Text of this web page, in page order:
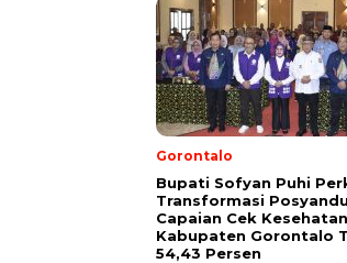
Gorontalo
Bupati Sofyan Puhi
Transformasi
Capaian Cek
Kabupaten Gorontalo
54,43 Persen